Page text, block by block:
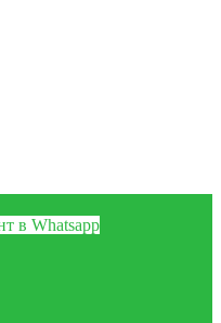
в Whatsapp